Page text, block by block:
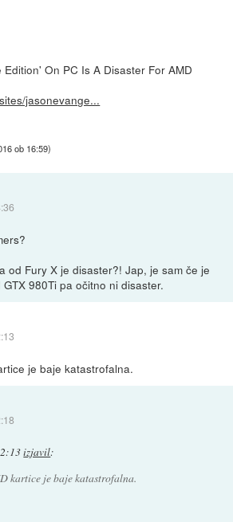
On PC Is A Disaster For AMD
jasonevange...
ob 16:59)
od Fury X je disaster?! Jap, je sam če je
980Ti pa očitno ni disaster.
je baje katastrofalna.
izjavil:
kartice je baje katastrofalna.